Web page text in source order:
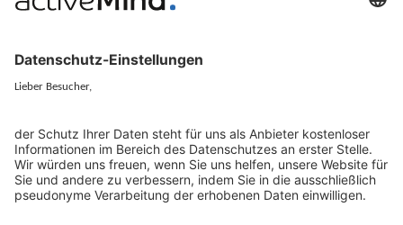
Künstliche Intelligenz
Hinweisgebersystem mit
Whistleblowing-Ombudsperson
Über
Über uns
Unsere Experten
Gruppe
activeMind AG (Deutschland)
activeMind.ch (Schweiz)